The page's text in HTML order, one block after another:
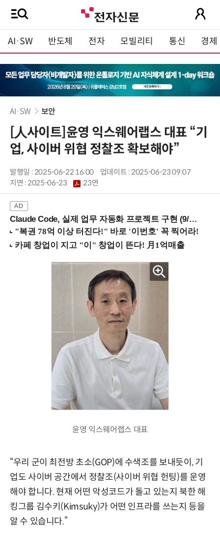
AI·SW 반도체 전자 모빌리티 통신 경제
AI·SW 보안
[人사이트]윤영 익스웨어랩스 대표 “기
업, 사이버 위협 정찰조 확보해야”
발행일 : 2025-06-22 16:00
업데이트 : 2025-06-23 09:07
지면 :2025-06-23 23면
Claude Code, 실제 업무 자동화 프로젝트 구현 (9/16 ~17 강남역)
윤영 익스웨어랩스 대표
“우리 군이 최전방 초소(GOP)에 수색조를 보내듯이, 기
업도 사이버 공간에서 정찰조(사이버 위협 헌팅)를 운영
해야 합니다. 현재 어떤 악성코드가 돌고 있는지 북한 해
킹그룹 김수키(Kimsuky)가 어떤 인프라를 쓰는지 등을
알 수 있습니다.”